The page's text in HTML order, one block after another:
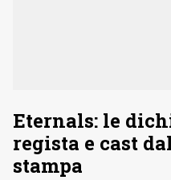
Eternals: le
regista e cast
stampa